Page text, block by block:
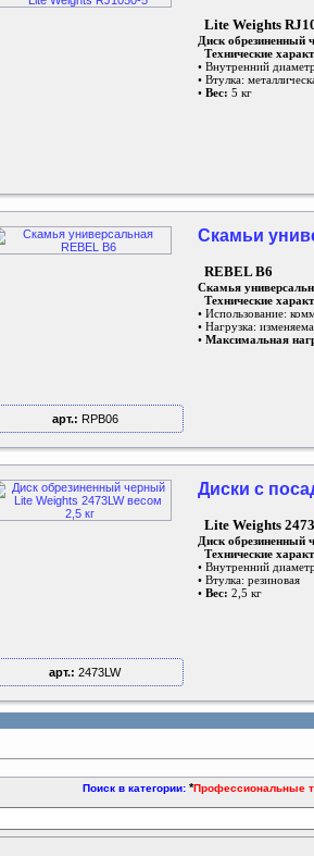
Lite Weights
Диск обрезиненный
Технические
• Внутренний
• Втулка:
• Вес: 5 кг
Скамьи
REBEL B6
Скамья
Технические
• Использование:
• Нагрузка:
• Максимальная
арт.: RPB06
Диски с
Lite Weights
Диск обрезиненный
Технические
• Внутренний
• Втулка: резиновая
• Вес: 2,5 кг
арт.: 2473LW
Поиск в категории: *Профессиональные